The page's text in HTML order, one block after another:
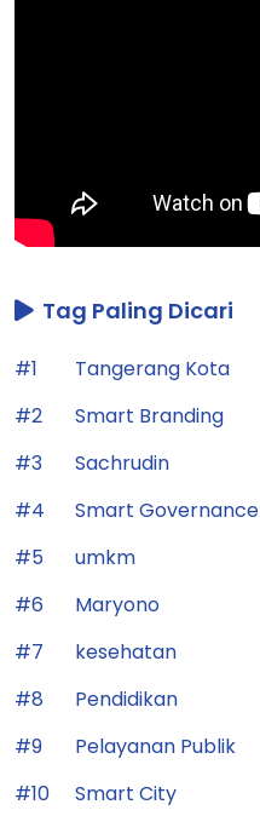
Tag Paling Dicari
#1
Tangerang Kota
#2
Smart Branding
#3
Sachrudin
#4
Smart Governance
#5
umkm
#6
Maryono
#7
kesehatan
#8
Pendidikan
#9
Pelayanan Publik
#10
Smart City